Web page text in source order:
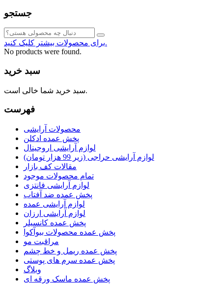
جستجو
برای محصولات بیشتر کلیک کنید.
No products were found.
سبد خرید
سبد خرید شما خالی است.
فهرست
محصولات آرایشی
پخش عمده ادکلن
لوازم آرایشی اروجینال
لوازم آرایشی حراجی (زیر 99 هزار تومان)
مقالات کف بازار
تمام محصولات موجود
لوازم آرایشی فانتزی
پخش عمده ضد آفتاب
لوازم آرایشی عمده
لوازم آرایشی ارزان
پخش عمده کانسیلر
پخش عمده محصولات بیوآکوا
مراقبت مو
پخش عمده ریمل و خط چشم
پخش عمده سرم های پوستی
وبلاگ
پخش عمده ماسک ورقه ای